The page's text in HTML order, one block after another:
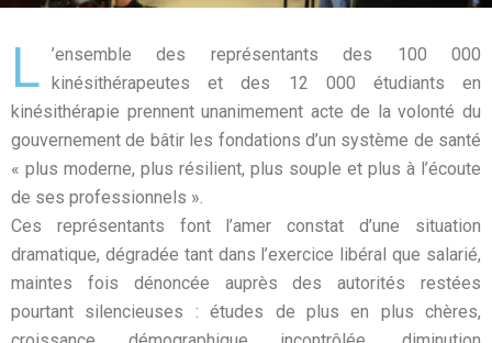
L ’ensemble des représentants des 100 000
kinésithérapeutes et des 12 000 étudiants en
kinésithérapie prennent unanimement acte de la volonté du
gouvernement de bâtir les fondations d’un système de santé
« plus moderne, plus résilient, plus souple et plus à l’écoute
de ses professionnels ».
Ces représentants font l’amer constat d’une situation
dramatique, dégradée tant dans l’exercice libéral que salarié,
maintes fois dénoncée auprès des autorités restées
pourtant silencieuses : études de plus en plus chères,